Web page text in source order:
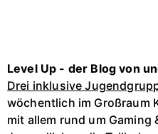
Level Up - der Blog von
Drei inklusive
wöchentlich im Großraum
mit allem rund um Gaming